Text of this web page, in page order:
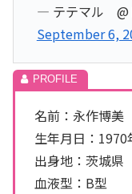
— テテマル @
September 6,
名前：永作博美
生年月日：1970
出身地：茨城県
血液型：B型